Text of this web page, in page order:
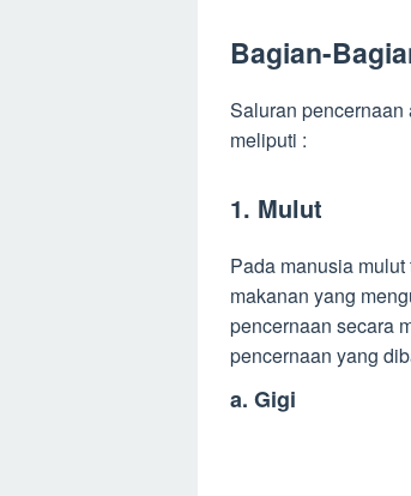
Bagian-
Saluran
meliputi :
1. Mulut
Pada manusia
makanan yang
pencernaan secara
pencernaan yang
a. Gigi